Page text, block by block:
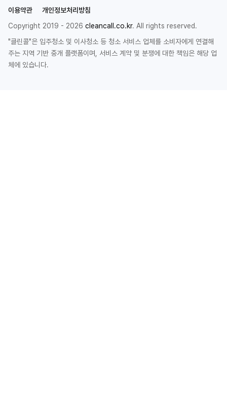
이용약관
개인정보처리방침
Copyright 2019 - 2026 cleancall.co.kr. All rights reserved.
"클린콜"은 입주청소 및 이사청소 등 청소 서비스 업체를 소비자에게 연결해
주는 지역 기반 중개 플랫폼이며, 서비스 계약 및 분쟁에 대한 책임은 해당 업
체에 있습니다.